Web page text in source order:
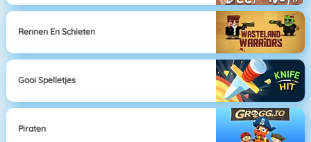
Rennen En Schieten
Gooi Spelletjes
Piraten